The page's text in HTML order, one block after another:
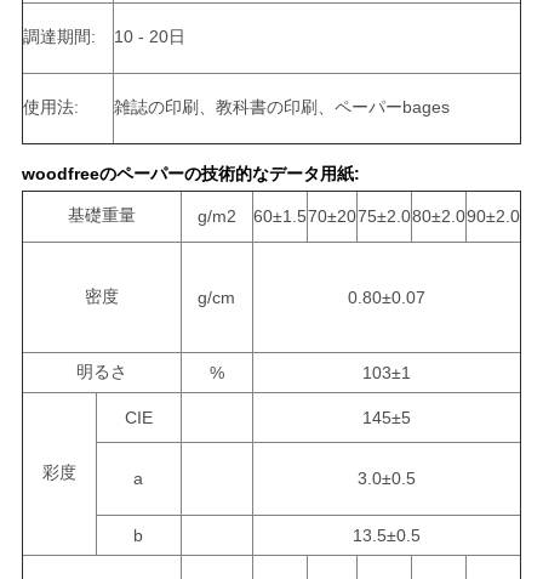
地
図
プ
イ
シ
ー
シ
調達期間: 10 - 20日
使用法: 雑誌の印刷、教科書の印刷、ペーパーbages
woodfreeのペーパーの技術的なデータ用紙:
基礎重量 g/m2 60±1.570±2075±2.080±2.090±2.0
密度 g/cm 0.80±0.07
明るさ % 103±1
彩度
CIE 145±5
a 3.0±0.5
b 13.5±0.5